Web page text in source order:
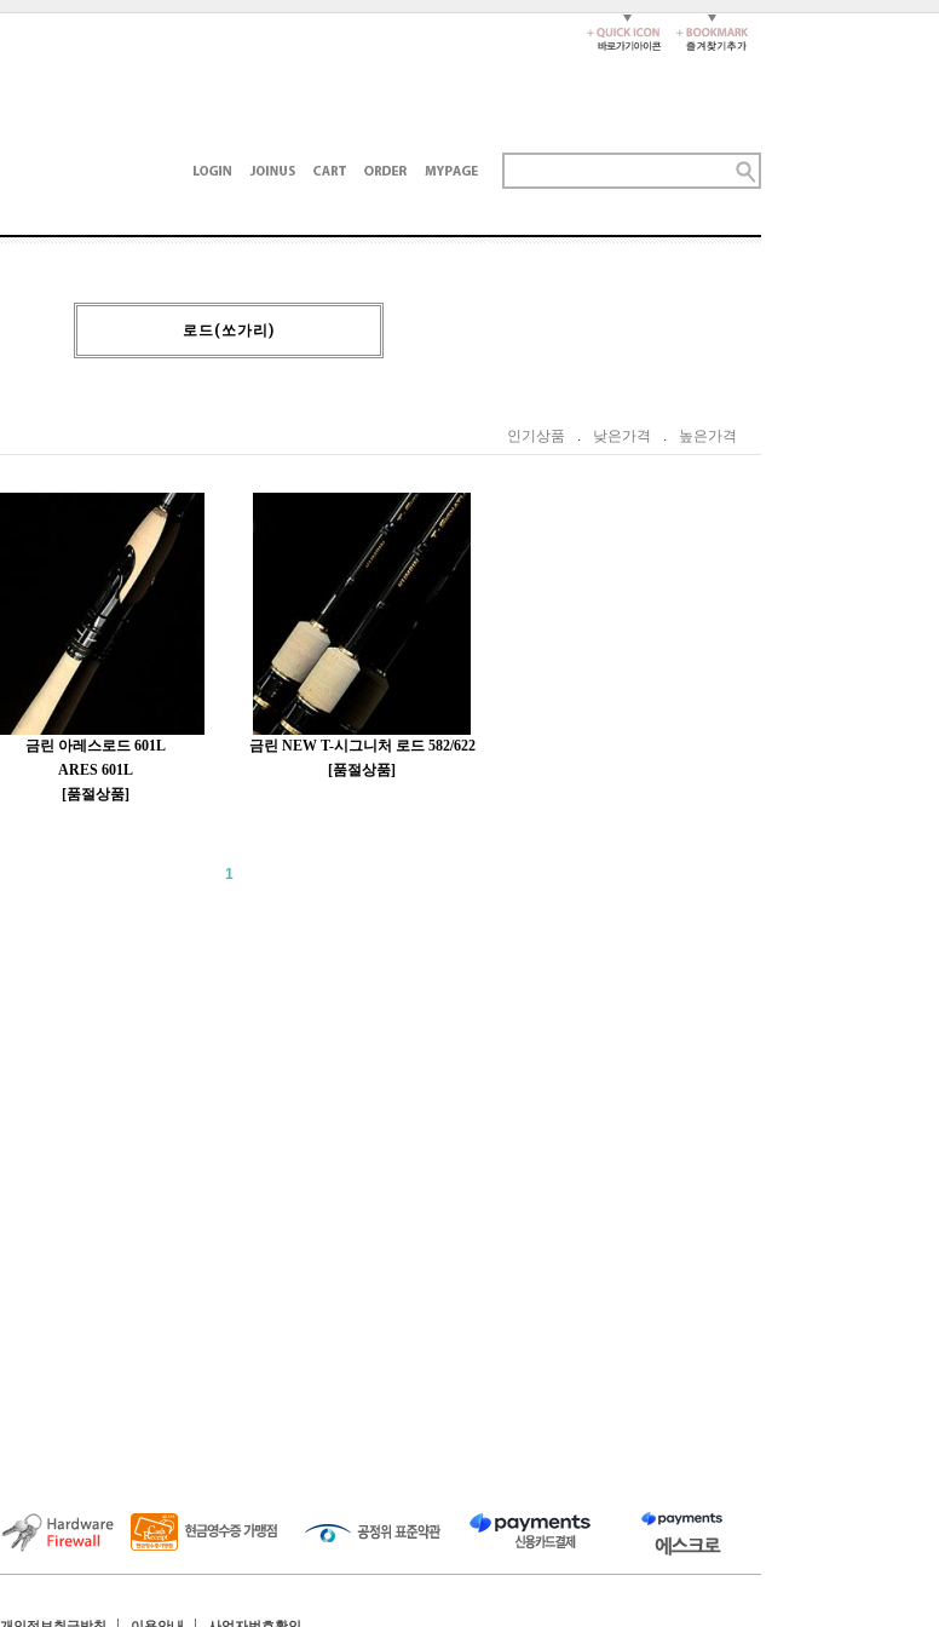
로드(쏘가리)
인기상품 . 낮은가격 . 높은가격
금린 아레스로드 601L
ARES 601L
[품절상품]
금린 NEW T-시그니처 로드 582/622
[품절상품]
1